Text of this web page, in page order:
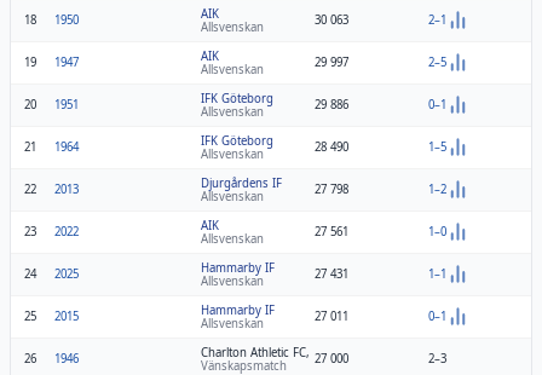
18 1950
AIK
Allsvenskan
30 063 2–1
19 1947
AIK
Allsvenskan
29 997 2–5
20 1951
IFK Göteborg
Allsvenskan
29 886 0–1
21 1964
IFK Göteborg
Allsvenskan
28 490 1–5
22 2013
Djurgårdens IF
Allsvenskan
27 798 1–2
23 2022
AIK
Allsvenskan
27 561 1–0
24 2025
Hammarby IF
Allsvenskan
27 431 1–1
25 2015
Hammarby IF
Allsvenskan
27 011 0–1
26 1946
Charlton Athletic FC, England
Vänskapsmatch
27 000 2–3